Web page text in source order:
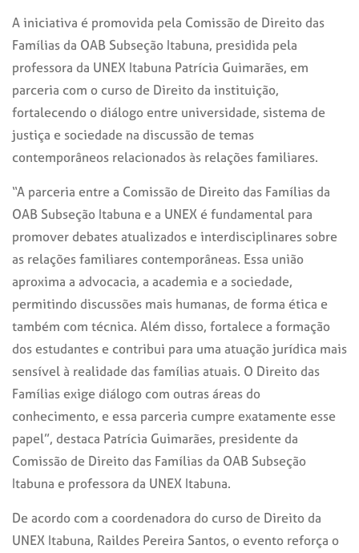
A iniciativa é promovida pela Comissão de Direito das
Famílias da OAB Subseção Itabuna, presidida pela
professora da UNEX Itabuna Patrícia Guimarães, em
parceria com o curso de Direito da instituição,
fortalecendo o diálogo entre universidade, sistema de
justiça e sociedade na discussão de temas
contemporâneos relacionados às relações familiares.
“A parceria entre a Comissão de Direito das Famílias da
OAB Subseção Itabuna e a UNEX é fundamental para
promover debates atualizados e interdisciplinares sobre
as relações familiares contemporâneas. Essa união
aproxima a advocacia, a academia e a sociedade,
permitindo discussões mais humanas, de forma ética e
também com técnica. Além disso, fortalece a formação
dos estudantes e contribui para uma atuação jurídica mais
sensível à realidade das famílias atuais. O Direito das
Famílias exige diálogo com outras áreas do
conhecimento, e essa parceria cumpre exatamente esse
papel”, destaca Patrícia Guimarães, presidente da
Comissão de Direito das Famílias da OAB Subseção
Itabuna e professora da UNEX Itabuna.
De acordo com a coordenadora do curso de Direito da
UNEX Itabuna, Raildes Pereira Santos, o evento reforça o